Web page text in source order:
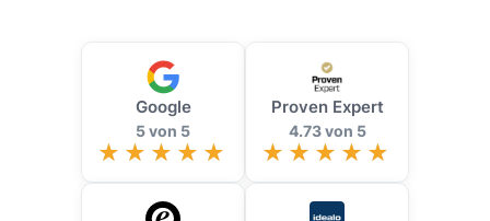
Google
5 von 5
Proven Expert
4.73 von 5